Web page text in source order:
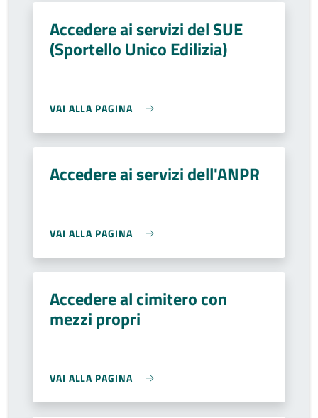
Accedere ai servizi del SUE
(Sportello Unico Edilizia)
VAI ALLA PAGINA
Accedere ai servizi dell'ANPR
VAI ALLA PAGINA
Accedere al cimitero con
mezzi propri
VAI ALLA PAGINA